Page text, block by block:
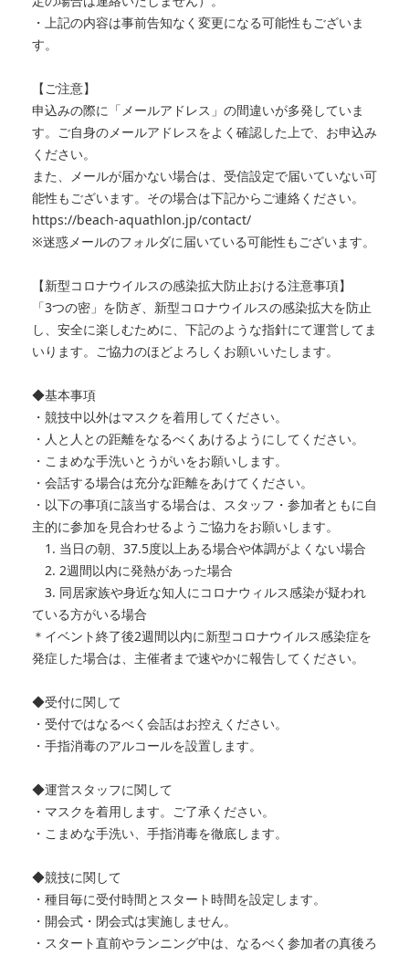
・上記の内容は事前告知なく変更になる可能性もございま
す。
【ご注意】
申込みの際に「メールアドレス」の間違いが多発していま
す。ご自身のメールアドレスをよく確認した上で、お申込み
ください。
また、メールが届かない場合は、受信設定で届いていない可
能性もございます。その場合は下記からご連絡ください。
https://beach-aquathlon.jp/contact/
※迷惑メールのフォルダに届いている可能性もございます。
【新型コロナウイルスの感染拡大防止おける注意事項】
「3つの密」を防ぎ、新型コロナウイルスの感染拡大を防止
し、安全に楽しむために、下記のような指針にて運営してま
いります。ご協力のほどよろしくお願いいたします。
◆基本事項
・競技中以外はマスクを着用してください。
・人と人との距離をなるべくあけるようにしてください。
・こまめな手洗いとうがいをお願いします。
・会話する場合は充分な距離をあけてください。
・以下の事項に該当する場合は、スタッフ・参加者ともに自
主的に参加を見合わせるようご協力をお願いします。
1. 当日の朝、37.5度以上ある場合や体調がよくない場合
2. 2週間以内に発熱があった場合
3. 同居家族や身近な知人にコロナウィルス感染が疑われ
ている方がいる場合
＊イベント終了後2週間以内に新型コロナウイルス感染症を
発症した場合は、主催者まで速やかに報告してください。
◆受付に関して
・受付ではなるべく会話はお控えください。
・手指消毒のアルコールを設置します。
◆運営スタッフに関して
​・マスクを着用します。ご了承ください。
・こまめな手洗い、手指消毒を徹底します。
◆競技に関して
・種目毎に受付時間とスタート時間を設定します。
・開会式・閉会式は実施しません。
・スタート直前やランニング中は、なるべく参加者の真後ろ